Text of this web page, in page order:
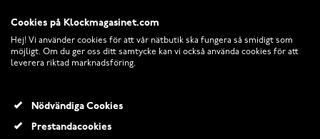
Cookies på Klockmagasinet.com
Hej! Vi använder cookies för att vår nätbutik ska fungera så smidigt som
möjligt. Om du ger oss ditt samtycke kan vi också använda cookies för att
leverera riktad marknadsföring.
Nödvändiga Cookies
Prestandacookies